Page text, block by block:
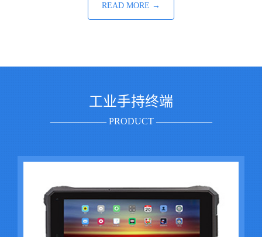
READ MORE →
工业手持终端
—————— PRODUCT ——————